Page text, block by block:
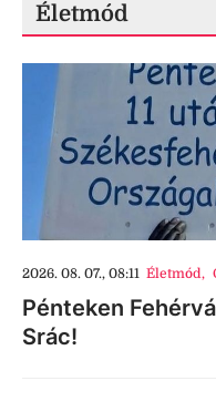
Életmód
2026. 08. 07., 08:11 Életmód,
Pénteken
Srác!